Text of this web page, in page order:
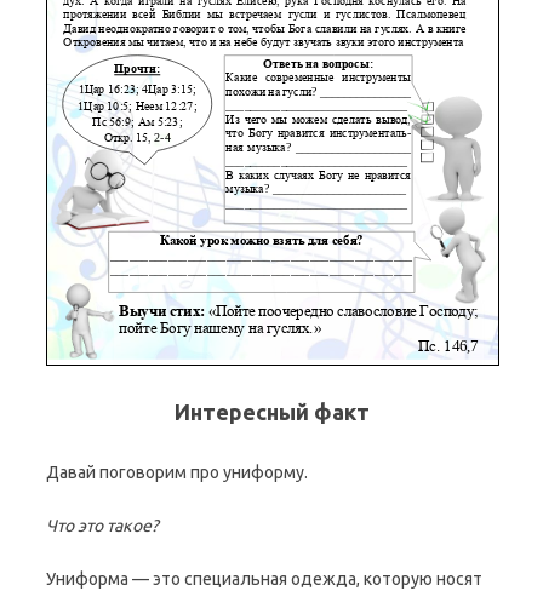
Интересный факт
Давай поговорим про униформу.
Что это такое?
Униформа — это специальная одежда, которую носят